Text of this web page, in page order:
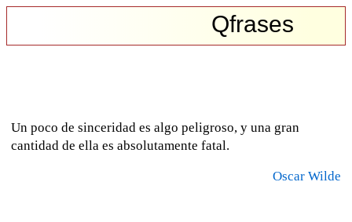
Qfrases
Un poco de sinceridad es algo peligroso, y una gran
cantidad de ella es absolutamente fatal.
Oscar Wilde